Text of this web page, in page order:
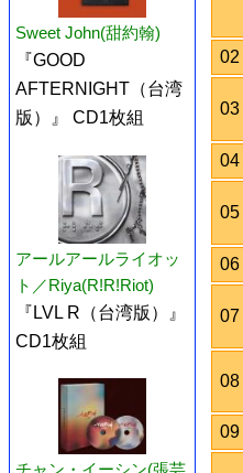
Sweet John(甜約翰)
『GOOD
AFTERNIGHT（台湾
版）』 CD1枚組
アールアールライオッ
ト／Riya(R!R!Riot)
『LVL R（台湾版）』
CD1枚組
02
03
04
05
06
07
08
09